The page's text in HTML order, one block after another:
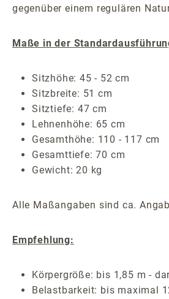
gegenüber einem regulären
Maße in der
Sitzhöhe: 45 - 52 cm
Sitzbreite: 51 cm
Sitztiefe: 47 cm
Lehnenhöhe: 65 cm
Gesamthöhe: 110 - 117 cm
Gesamttiefe: 70 cm
Gewicht: 20 kg
Alle Maßangaben sind ca.
Empfehlung:
Körpergröße: bis 1,85 m -
Belastbarkeit: bis maximal